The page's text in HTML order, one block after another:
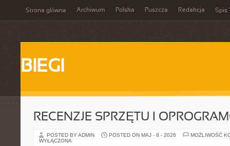
Strona główna Archiwum Polska Puszcza Redakcja Spis
BIEGI
RECENZJE SPRZĘTU I
POSTED BY ADMIN POSTED ON MAJ - 8 - 2026
MOŻLIWOŚĆ
WYŁĄCZONA